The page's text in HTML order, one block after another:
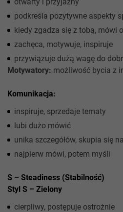
podkreśla pozytywne aspekty
kiedy zgadza się z tobą, mówi
zachęca, motywuje, inspiruje
przywiązuje dużą wagę do
Motywatory: możliwość bycia z
Komunikacja:
inspiruje, sprzedaje tematy
lubi dużo mówić
unika szczegółów, skupia się
najpierw mówi, potem myśli
S – Steadiness (Stabilność)
Styl S – Zielony
cierpliwy, postępuje ostrożnie